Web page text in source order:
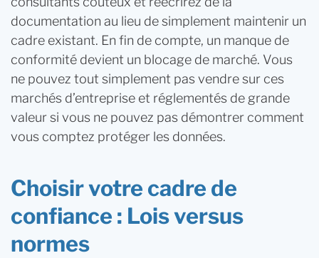
documentation au lieu de simplement maintenir un
cadre existant. En fin de compte, un manque de
conformité devient un blocage de marché. Vous
ne pouvez tout simplement pas vendre sur ces
marchés d’entreprise et réglementés de grande
valeur si vous ne pouvez pas démontrer comment
vous comptez protéger les données.
Choisir votre cadre de
confiance : Lois versus
normes